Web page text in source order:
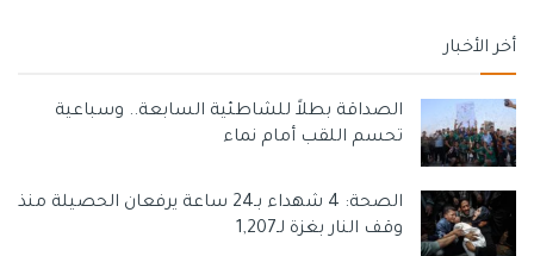
أخر الأخبار
الصداقة بطلاً للشاطئية السابعة.. وسباعية
تحسم اللقب أمام نماء
الصحة: 4 شهداء بـ24 ساعة يرفعان الحصيلة منذ
وقف النار بغزة لـ1,207